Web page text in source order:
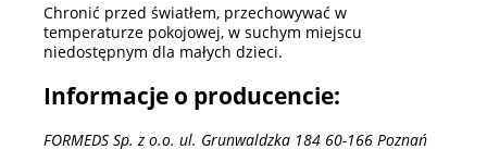
Chronić przed światłem, przechowywać w
temperaturze pokojowej, w suchym miejscu
niedostępnym dla małych dzieci.
Informacje o producencie:
FORMEDS Sp. z o.o. ul. Grunwaldzka 184 60-166 Poznań